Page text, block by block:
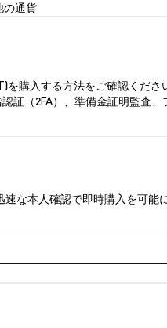
の通貨
を購入する方法をご確認くだ
証（2FA）、準備金証明監査
な本人確認で即時購入を可